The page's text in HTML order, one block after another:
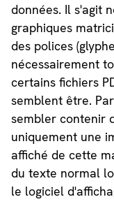
données. Il s'agit
graphiques
des polices
nécessairement
certains fichiers
semblent être.
sembler contenir
uniquement une
affiché de cette
du texte normal
le logiciel